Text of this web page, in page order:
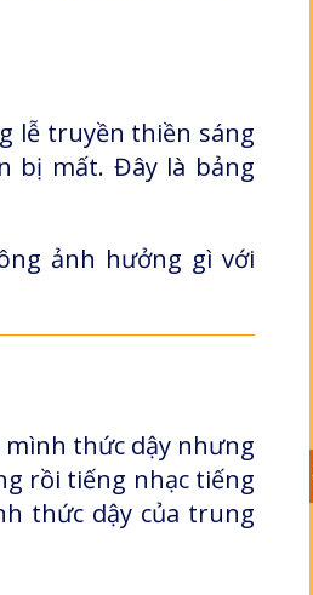
lễ truyền thiền sáng
bị mất. Đây là bảng
ảnh hưởng gì với
thức dậy nhưng
rồi tiếng nhạc tiếng
thức dậy của trung